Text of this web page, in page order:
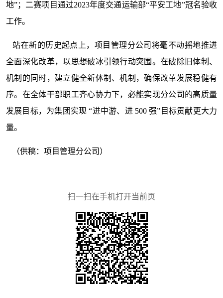
地”；二赛项目通过2023年度交通运输部“平安工地”冠名验收
工作。
站在新的历史起点上，项目管理分公司将毫不动摇地推进
全面深化改革，以思想破冰引领行动突围。在破除旧体制、
机制的同时，建立健全新体制、机制，确保改革发展稳健有
序。在全体干部职工齐心协力下，必能实现分公司的高质量
发展目标，为集团实现 “进中游、进 500 强”目标贡献更大力
量。
（供稿：项目管理分公司）
扫一扫在手机打开当前页